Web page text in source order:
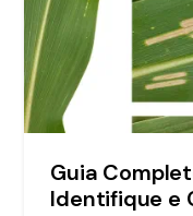
Guia
Identifique e